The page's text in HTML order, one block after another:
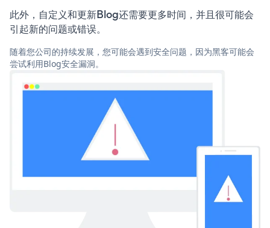
此外，自定义和更新Blog还需要更多时间，并且很可能会
引起新的问题或错误。
随着您公司的持续发展，您可能会遇到安全问题，因为黑客可能会
尝试利用Blog安全漏洞。